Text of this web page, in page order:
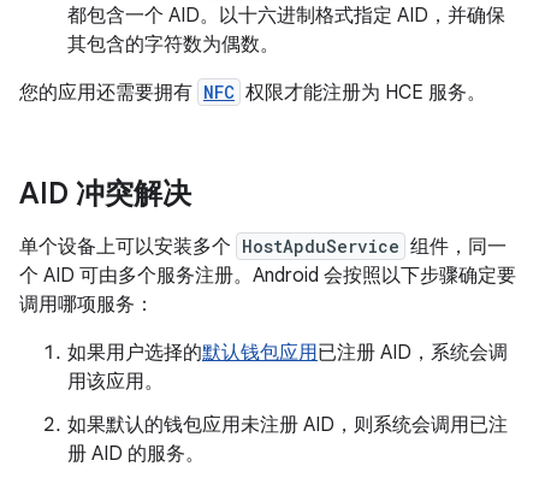
都包含一个 AID。以十六进制格式指定 AID，并确保
其包含的字符数为偶数。
您的应用还需要拥有 NFC 权限才能注册为 HCE 服务。
AID 冲突解决
单个设备上可以安装多个 HostApduService 组件，同一
个 AID 可由多个服务注册。Android 会按照以下步骤确定要
调用哪项服务：
如果用户选择的默认钱包应用已注册 AID，系统会调
用该应用。
如果默认的钱包应用未注册 AID，则系统会调用已注
册 AID 的服务。